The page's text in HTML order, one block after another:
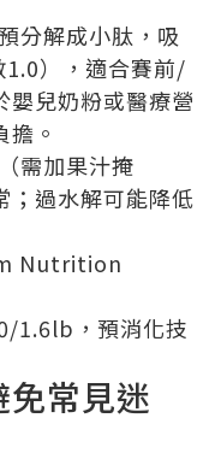
分解成小肽，吸
1.0），適合賽前/
嬰兒奶粉或醫療營
。
需加果汁掩
；過水解可能降低
Nutrition
1.6lb，預消化技
常見迷